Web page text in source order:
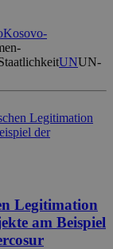
Kosovo-
UNUN-
Legitimation
am Beispiel